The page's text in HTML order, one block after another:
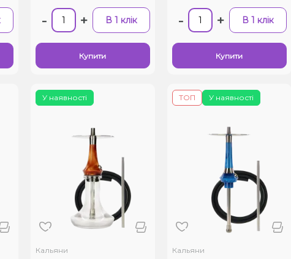
- + В 1 клік
Купити
- + В 1 клік
Купити
У наявності
Кальяни
У наявності
ТОП
Кальяни